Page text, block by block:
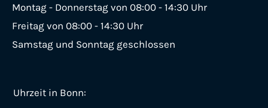
Montag - Donnerstag von 08:00 - 14:30 Uhr
Freitag von 08:00 - 14:30 Uhr
Samstag und Sonntag geschlossen
Uhrzeit in Bonn: